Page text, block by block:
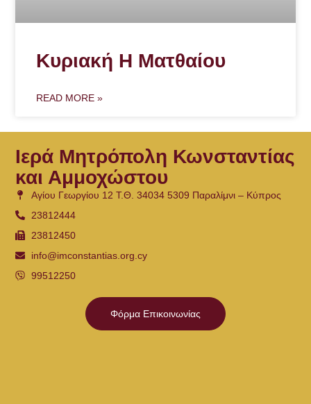
Κυριακή Η Ματθαίου
READ MORE »
Ιερά Μητρόπολη Κωνσταντίας
και Αμμοχώστου
Αγίου Γεωργίου 12 Τ.Θ. 34034 5309 Παραλίμνι – Κύπρος
23812444
23812450
info@imconstantias.org.cy
99512250
Φόρμα Επικοινωνίας